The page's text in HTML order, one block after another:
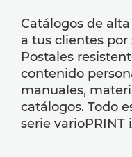
Catálogos de
a tus clientes
Postales
contenido
manuales,
catálogos. Todo
serie varioPRINT